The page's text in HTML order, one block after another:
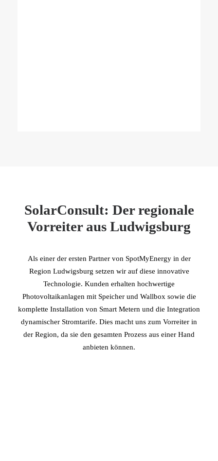
SolarConsult: Der regionale
Vorreiter aus Ludwigsburg
Als einer der ersten Partner von SpotMyEnergy in der
Region Ludwigsburg setzen wir auf diese innovative
Technologie. Kunden erhalten hochwertige
Photovoltaikanlagen mit Speicher und Wallbox sowie die
komplette Installation von Smart Metern und die Integration
dynamischer Stromtarife. Dies macht uns zum Vorreiter in
der Region, da sie den gesamten Prozess aus einer Hand
anbieten können.